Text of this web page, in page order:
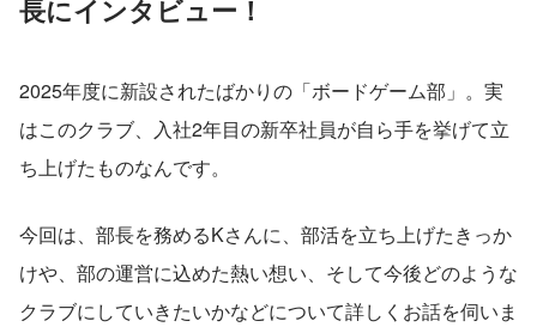
長にインタビュー！
2025年度に新設されたばかりの「ボードゲーム部」。実
はこのクラブ、入社2年目の新卒社員が自ら手を挙げて立
ち上げたものなんです。
今回は、部長を務めるKさんに、部活を立ち上げたきっか
けや、部の運営に込めた熱い想い、そして今後どのような
クラブにしていきたいかなどについて詳しくお話を伺いま